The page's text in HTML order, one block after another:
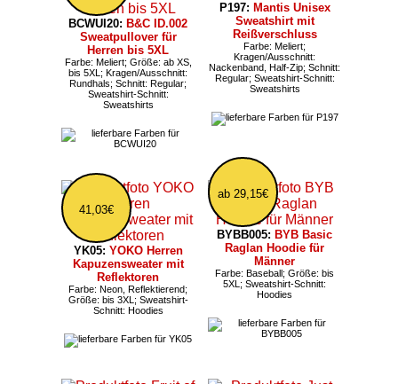
BCWUI20: B&C ID.002
Sweatpullover für
Herren bis 5XL
Farbe: Meliert; Größe: ab XS,
bis 5XL; Kragen/Ausschnitt:
Rundhals; Schnitt: Regular;
Sweatshirt-Schnitt:
Sweatshirts
P197: Mantis Unisex
Sweatshirt mit
Reißverschluss
Farbe: Meliert;
Kragen/Ausschnitt:
Nackenband, Half-Zip; Schnitt:
Regular; Sweatshirt-Schnitt:
Sweatshirts
41,03€
YK05: YOKO Herren
Kapuzensweater mit
Reflektoren
Farbe: Neon, Reflektierend;
Größe: bis 3XL; Sweatshirt-
Schnitt: Hoodies
ab 29,15€
BYBB005: BYB Basic
Raglan Hoodie für
Männer
Farbe: Baseball; Größe: bis
5XL; Sweatshirt-Schnitt:
Hoodies